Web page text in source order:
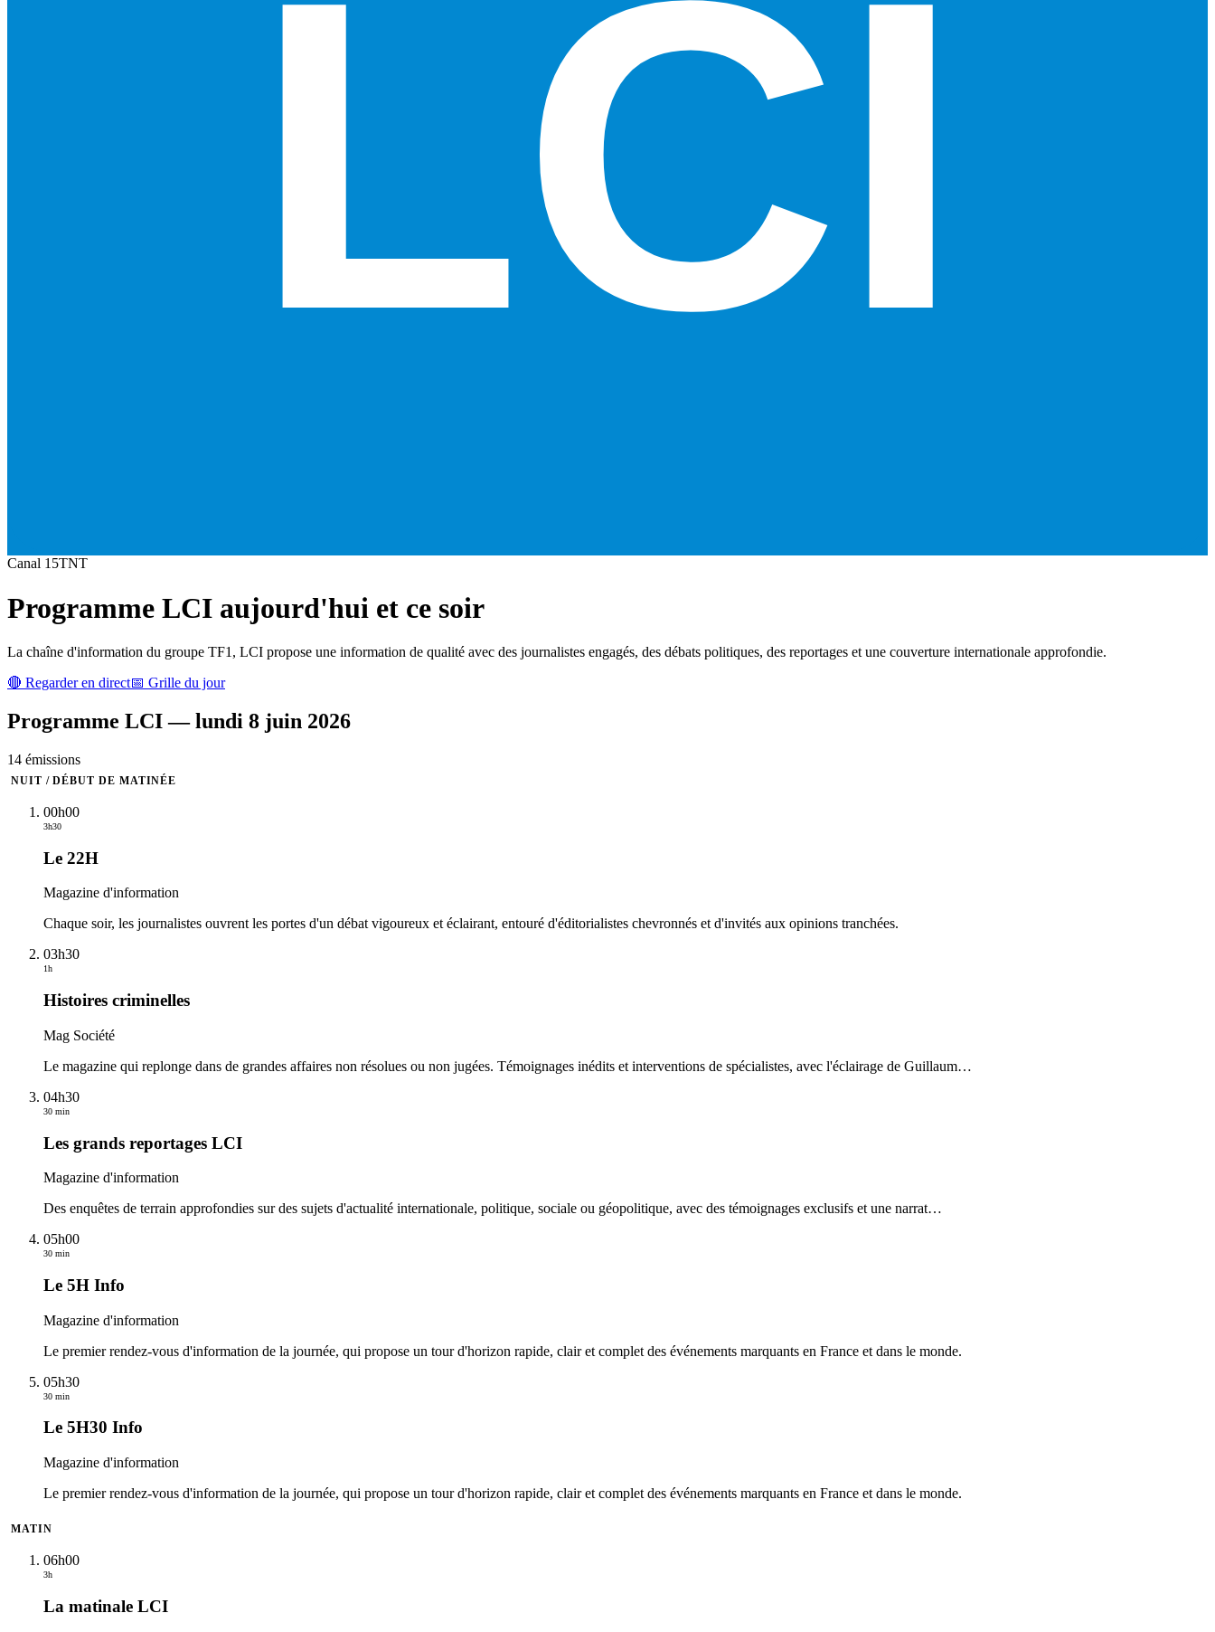
Canal 15TNT
Programme LCI aujourd'hui et ce soir
La chaîne d'information du groupe TF1, LCI propose une information de qualité avec des journalistes engagés, des débats politiques, des reportages et une couverture internationale approfondie.
🔴 Regarder en direct📅 Grille du jour
Programme LCI—lundi 8 juin 2026
14 émissions
NUIT / DÉBUT DE MATINÉE
00h00
3h30
Le 22H
Magazine d'information
Chaque soir, les journalistes ouvrent les portes d'un débat vigoureux et éclairant, entouré d'éditorialistes chevronnés et d'invités aux opinions tranchées.
03h30
1h
Histoires criminelles
Mag Société
Le magazine qui replonge dans de grandes affaires non résolues ou non jugées. Témoignages inédits et interventions de spécialistes, avec l'éclairage de Guillaum…
04h30
30 min
Les grands reportages LCI
Magazine d'information
Des enquêtes de terrain approfondies sur des sujets d'actualité internationale, politique, sociale ou géopolitique, avec des témoignages exclusifs et une narrat…
05h00
30 min
Le 5H Info
Magazine d'information
Le premier rendez-vous d'information de la journée, qui propose un tour d'horizon rapide, clair et complet des événements marquants en France et dans le monde.
05h30
30 min
Le 5H30 Info
Magazine d'information
Le premier rendez-vous d'information de la journée, qui propose un tour d'horizon rapide, clair et complet des événements marquants en France et dans le monde.
MATIN
06h00
3h
La matinale LCI